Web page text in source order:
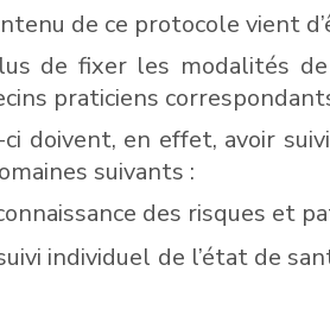
de ce protocole vient
de fixer les modalités
praticiens
ci doivent, en effet, avoir
suivants :
des risques et
individuel de l’état de